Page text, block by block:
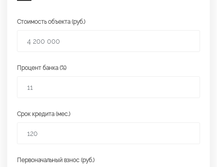
Стоимость объекта (руб.)
Процент банка (%)
Срок кредита (мес.)
Первоначальный взнос (руб.)